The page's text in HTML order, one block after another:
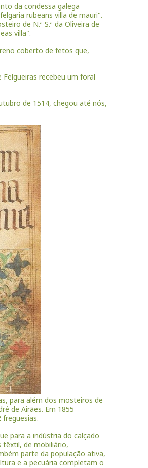
da condessa galega
rubeans villa de mauri".
de N.ª S.ª da Oliveira de
villa".
coberto de fetos que,
recebeu um foral
de 1514, chegou até nós,
para além dos mosteiros de
de Airães. Em 1855
para a indústria do calçado
têxtil, de mobiliário,
parte da população ativa,
e a pecuária completam o